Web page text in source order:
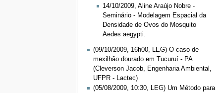
14/10/2009, Aline Araújo Nobre -
Seminário - Modelagem Espacial da
Densidade de Ovos do Mosquito
Aedes aegypti.
(09/10/2009, 16h00, LEG) O caso de
mexilhão dourado em Tucuruí - PA
(Cleverson Jacob, Engenharia Ambiental,
UFPR - Lactec)
(05/08/2009, 10:30, LEG) Um Método para